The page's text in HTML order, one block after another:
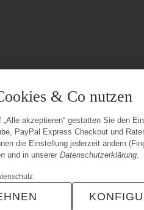
& Co nutzen
„Alle akzeptieren“ gestatten Sie den
PayPal Express Checkout und
die Einstellung jederzeit ändern
und in unserer Datenschutzerklärung.